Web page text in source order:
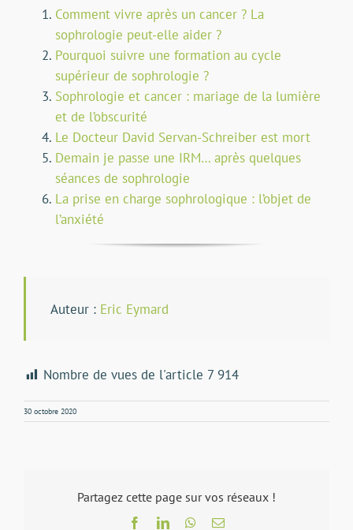
Comment vivre après un cancer ? La
sophrologie peut-elle aider ?
Pourquoi suivre une formation au cycle
supérieur de sophrologie ?
Sophrologie et cancer : mariage de la lumière
et de l’obscurité
Le Docteur David Servan-Schreiber est mort
Demain je passe une IRM… après quelques
séances de sophrologie
La prise en charge sophrologique : l’objet de
l’anxiété
Auteur : Eric Eymard
Nombre de vues de l'article 7 914
30 octobre 2020
Partagez cette page sur vos réseaux !
FacebookLinkedInWhatsApp
Email